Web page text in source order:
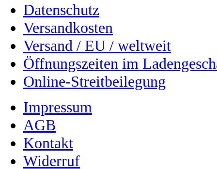
Datenschutz
Versandkosten
Versand / EU / weltweit
Öffnungszeiten im
Online-Streitbeilegung
Impressum
AGB
Kontakt
Widerruf